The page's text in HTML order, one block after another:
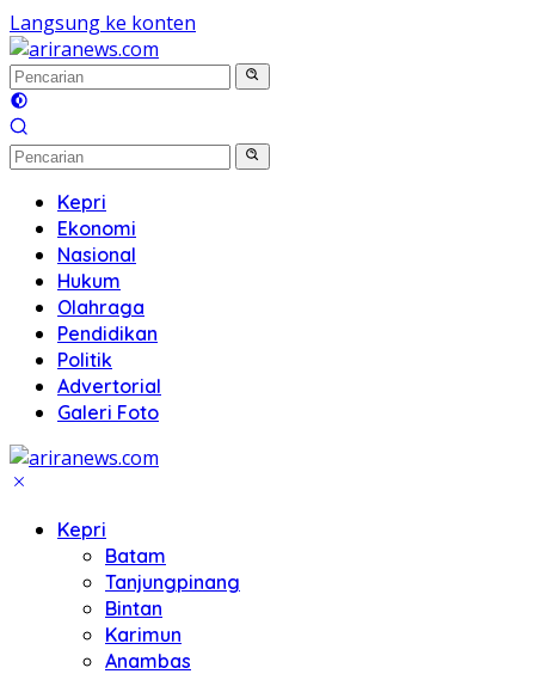
Langsung ke konten
Kepri
Ekonomi
Nasional
Hukum
Olahraga
Pendidikan
Politik
Advertorial
Galeri Foto
Kepri
Batam
Tanjungpinang
Bintan
Karimun
Anambas